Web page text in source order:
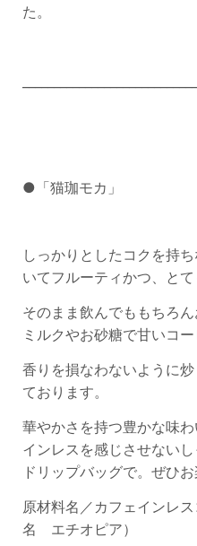
た。
●「猫珈モカ」
しっかりとしたコクを持
いてフルーティかつ、と
そのまま飲んでももちろ
ミルクやお砂糖で甘いコ
香りを損なわないように
ております。
華やかさを持つ豊かな味
インレスを感じさせない
ドリップバッグで。ぜひ
原材料名／カフェインレ
名 エチオピア）